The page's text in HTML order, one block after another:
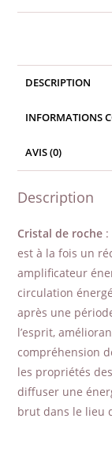
brut
DESCRIPTION
INFORMATIONS
AVIS (0)
Description
Cristal de roche :
est à la fois un
amplificateur
circulation
après une
l’esprit,
compréhension
les propriétés
diffuser une
brut dans le lieu